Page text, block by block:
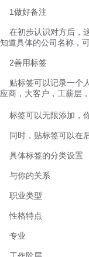
1做好备注
在初步认识对方后，
知道具体的公司名称，
2善用标签
贴标签可以记录一个
应商，大客户，工薪层
标签可以无限添加，
同时，贴标签可以在
具体标签的分类设置
与你的关系
职业类型
性格特点
专业